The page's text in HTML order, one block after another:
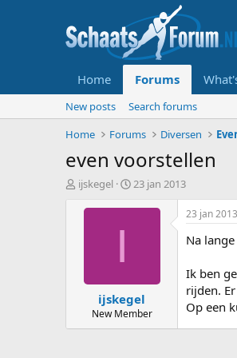
Home Forums
New posts
Search forums
Home
Forums Diversen
even voorstellen
T
e
ijskegel
S
a
t
u
m
23 jan 2013
I
ijskegel
New Member
23 jan 2013
Na
Ik ben
rijden.
Op een